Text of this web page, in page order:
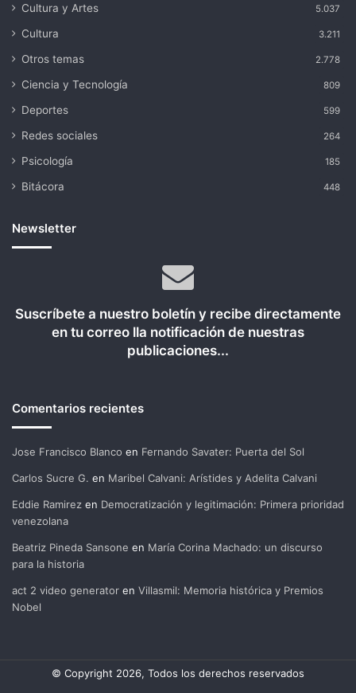
Cultura y Artes 5.037
Cultura 3.211
Otros temas 2.778
Ciencia y Tecnología 809
Deportes 599
Redes sociales 264
Psicología 185
Bitácora 448
Newsletter
Suscríbete a nuestro boletín y recibe directamente
en tu correo lla notificación de nuestras
publicaciones...
Comentarios recientes
Jose Francisco Blanco en Fernando Savater: Puerta del Sol
Carlos Sucre G. en Maribel Calvani: Arístides y Adelita Calvani
Eddie Ramirez en Democratización y legitimación: Primera prioridad
venezolana
Beatriz Pineda Sansone en María Corina Machado: un discurso
para la historia
act 2 video generator en Villasmil: Memoria histórica y Premios
Nobel
© Copyright 2026, Todos los derechos reservados